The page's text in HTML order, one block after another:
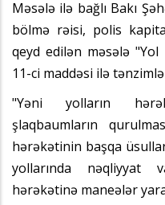
Məsələ ilə bağlı Bakı
bölmə rəisi, polis
qeyd edilən məsələ
11-ci maddəsi ilə
"Yəni yolların
şlaqbaumların
hərəkətinin başqa
yollarında nəqliyyat
hərəkətinə maneələr